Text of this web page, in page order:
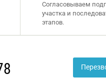
Согласовываем
участка и
этапов.